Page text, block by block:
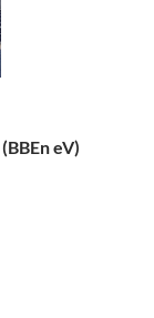
eV)